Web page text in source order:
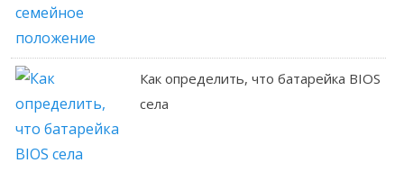
Как определить, что батарейка BIOS
села